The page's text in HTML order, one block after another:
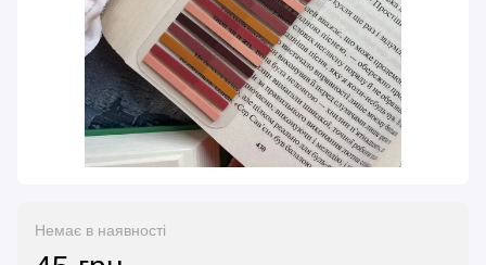
Немає в наявності